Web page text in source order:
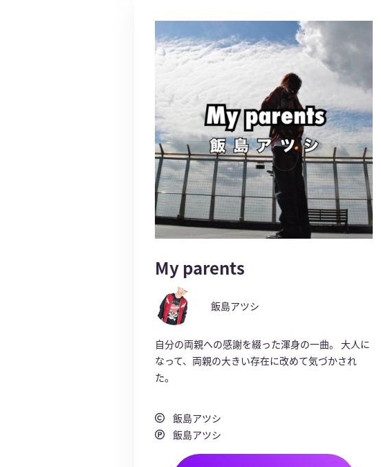
My parents
飯島アツシ
自分の両親への感謝を綴った渾身の一曲。 大人に
なって、両親の大きい存在に改めて気づかされ
た。
飯島アツシ
飯島アツシ